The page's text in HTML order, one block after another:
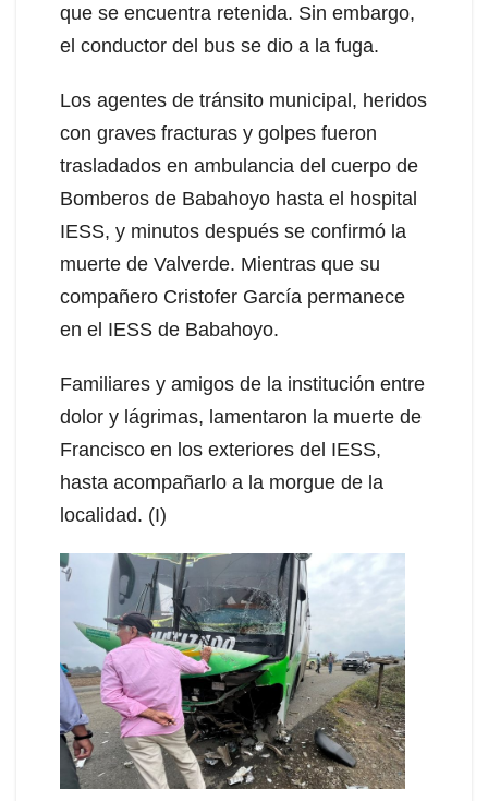
que se encuentra retenida. Sin embargo,
el conductor del bus se dio a la fuga.
Los agentes de tránsito municipal, heridos
con graves fracturas y golpes fueron
trasladados en ambulancia del cuerpo de
Bomberos de Babahoyo hasta el hospital
IESS, y minutos después se confirmó la
muerte de Valverde. Mientras que su
compañero Cristofer García permanece
en el IESS de Babahoyo.
Familiares y amigos de la institución entre
dolor y lágrimas, lamentaron la muerte de
Francisco en los exteriores del IESS,
hasta acompañarlo a la morgue de la
localidad. (I)